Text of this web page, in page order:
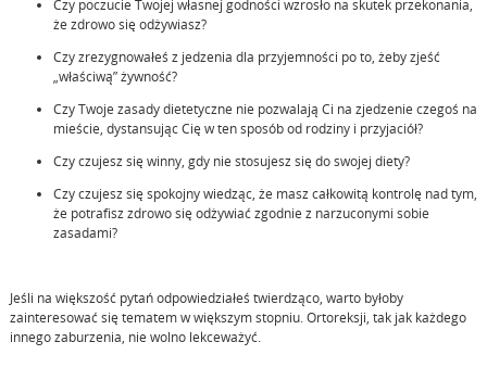
Czy poczucie Twojej własnej godności wzrosło na skutek przekonania,
że zdrowo się odżywiasz?
Czy zrezygnowałeś z jedzenia dla przyjemności po to, żeby zjeść
„właściwą” żywność?
Czy Twoje zasady dietetyczne nie pozwalają Ci na zjedzenie czegoś na
mieście, dystansując Cię w ten sposób od rodziny i przyjaciół?
Czy czujesz się winny, gdy nie stosujesz się do swojej diety?
Czy czujesz się spokojny wiedząc, że masz całkowitą kontrolę nad tym,
że potrafisz zdrowo się odżywiać zgodnie z narzuconymi sobie
zasadami?
Jeśli na większość pytań odpowiedziałeś twierdząco, warto byłoby
zainteresować się tematem w większym stopniu. Ortoreksji, tak jak każdego
innego zaburzenia, nie wolno lekceważyć.